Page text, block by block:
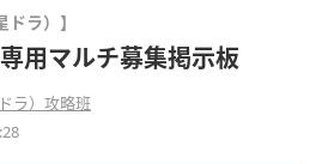
ラ）】
用マルチ募集掲示板
ラ）攻略班